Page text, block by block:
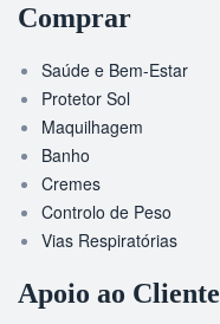
Comprar
Saúde e Bem-Estar
Protetor Sol
Maquilhagem
Banho
Cremes
Controlo de Peso
Vias Respiratórias
Apoio ao Cliente